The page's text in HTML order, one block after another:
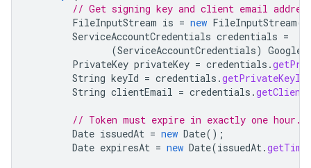
// Get signing key and client email
FileInputStream is = new FileInputStream(
ServiceAccountCredentials credentials =
(ServiceAccountCredentials)
PrivateKey privateKey = credentials .
String keyId = credentials .getPrivateKeyId
String clientEmail = credentials .
// Token must expire in exactly one hour.
Date issuedAt = new Date();
Date expiresAt = new Date(issuedAt.getTime